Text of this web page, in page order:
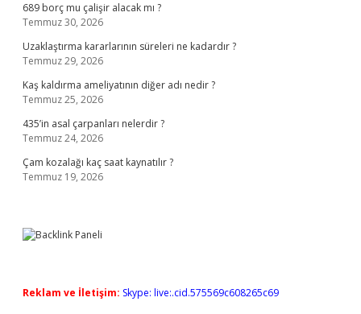
689 borç mu çalişir alacak mı ?
Temmuz 30, 2026
Uzaklaştırma kararlarının süreleri ne kadardır ?
Temmuz 29, 2026
Kaş kaldırma ameliyatının diğer adı nedir ?
Temmuz 25, 2026
435’in asal çarpanları nelerdir ?
Temmuz 24, 2026
Çam kozalağı kaç saat kaynatılır ?
Temmuz 19, 2026
Reklam ve İletişim: Skype: live:.cid.575569c608265c69